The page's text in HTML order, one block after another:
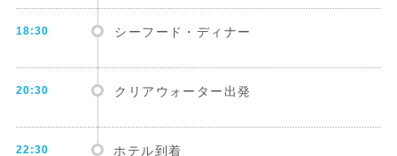
18:30 シーフード・ディナー
20:30 クリアウォーター出発
22:30 ホテル到着